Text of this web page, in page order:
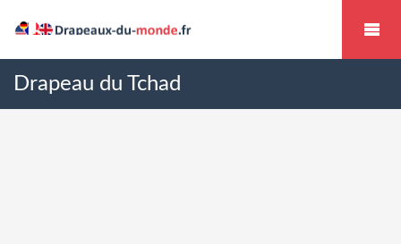
Drapeau du Tchad